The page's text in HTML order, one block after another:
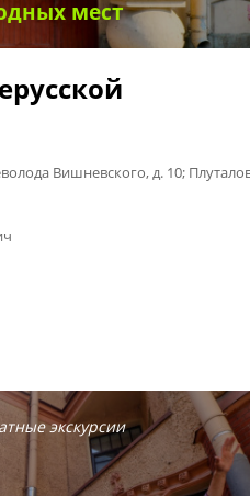
мест
Вишневского, д. 10;
экскурсии